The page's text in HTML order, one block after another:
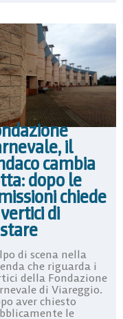
il
cambia
dopo le
chiede
di
di scena nella
che riguarda i
della Fondazione
di Viareggio.
aver chiesto
le